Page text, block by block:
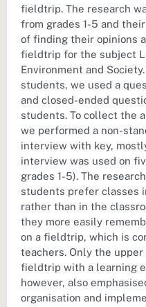
fieldtrip. The research
from grades 1-5 and
of finding their opinions
fieldtrip for the subject
Environment and
students, we used a
and closed-ended
students. To collect the
we performed a non-
interview with key,
interview was used on
grades 1-5). The
students prefer classes
rather than in the
they more easily
on a fieldtrip, which is
teachers. Only the
fieldtrip with a learning
however, also
organisation and